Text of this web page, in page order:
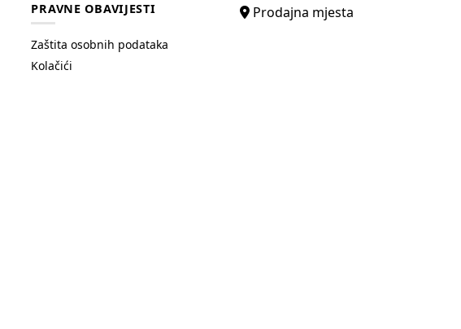
PRAVNE OBAVIJESTI
Zaštita osobnih podataka
Kolačići
Prodajna mjesta